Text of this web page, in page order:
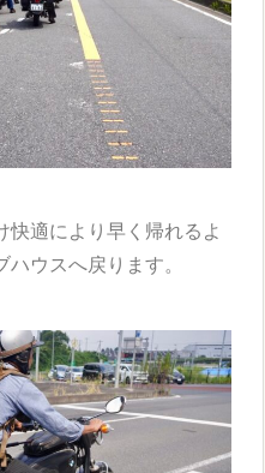
快適により早く帰れるよ
ウスへ戻ります。